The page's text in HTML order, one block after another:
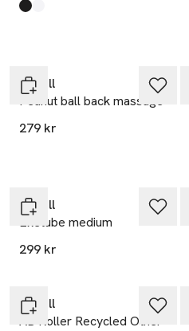
Produkten finns i färgerna:
Black
White
Casall
Peanut ball back massage
279 kr
Casall
Exetube medium
299 kr
Casall
AB Roller Recycled Other